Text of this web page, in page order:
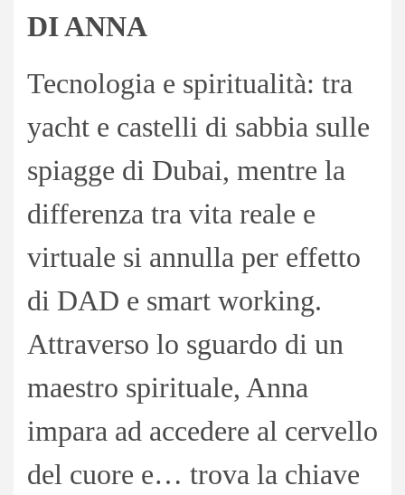
DI ANNA
Tecnologia e spiritualità: tra
yacht e castelli di sabbia sulle
spiagge di Dubai, mentre la
differenza tra vita reale e
virtuale si annulla per effetto
di DAD e smart working.
Attraverso lo sguardo di un
maestro spirituale, Anna
impara ad accedere al cervello
del cuore e… trova la chiave